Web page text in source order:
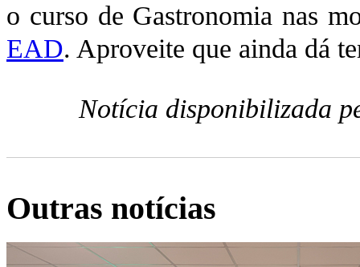
o curso de Gastronomia nas
EAD. Aproveite que ainda dá
Notícia disponibilizada
Outras notícias